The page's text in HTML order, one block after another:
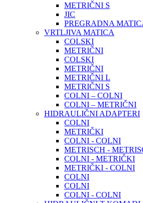
METRIČNI S
JIC
PREGRADNA
VRTLJIVA MATICA
COLSKI
METRIČNI
COLSKI
METRIČNI
METRIČNI L
METRIČNI S
COLNI – COLNI
COLNI – METRIČNI
HIDRAULIČNI ADAPTERI
COLNI
METRIČKI
COLNI - COLNI
METRISCH -
COLNI - METRIČKI
METRIČKI - COLNI
COLNI
COLNI
COLNI - COLNI